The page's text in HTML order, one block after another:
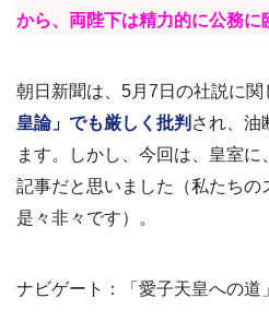
から、両陛下は精力的に公務に
朝日新聞は、5月7日の社説に関
皇論」でも厳しく批判 され、油
ます。しかし、今回は、皇室
記事だと思いました（私たちの
是々非々です）。
ナビゲート：「愛子天皇への